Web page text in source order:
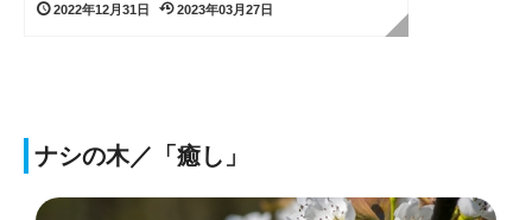
2022年12月31日 2023年03月27日
ナシの木／「癒し」